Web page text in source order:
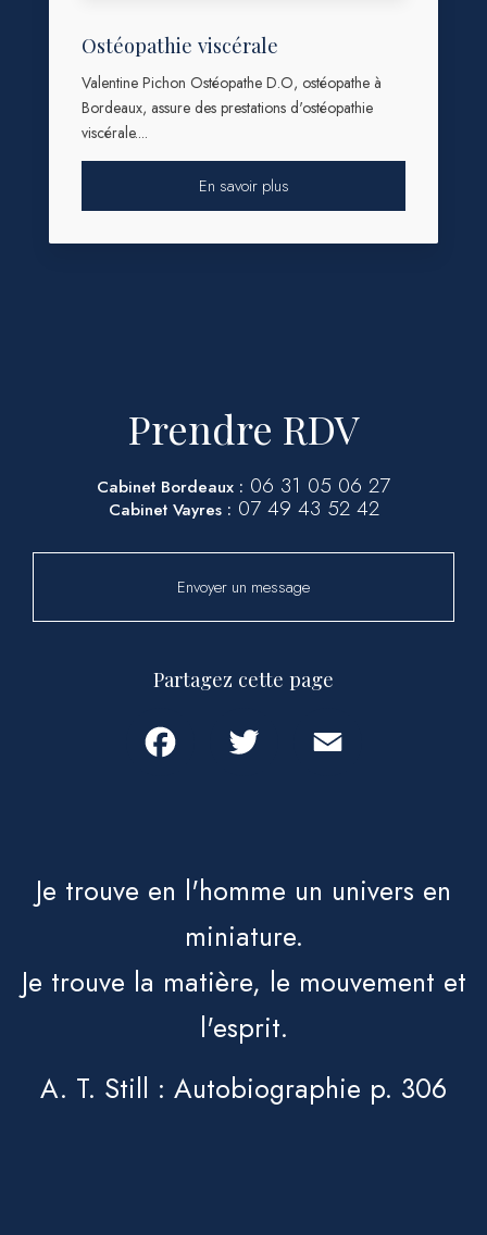
Ostéopathie viscérale
Valentine Pichon Ostéopathe D.O, ostéopathe à
Bordeaux, assure des prestations d'ostéopathie
viscérale....
En savoir plus
Prendre RDV
Cabinet Bordeaux : 06 31 05 06 27
Cabinet Vayres : 07 49 43 52 42
Envoyer un message
Partagez cette page
Je trouve en l'homme un univers en
miniature.
Je trouve la matière, le mouvement et
l'esprit.
A. T. Still : Autobiographie p. 306